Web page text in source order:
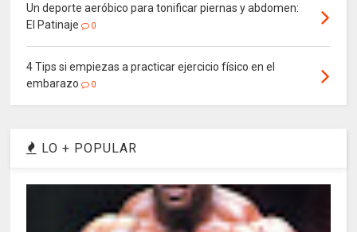
Un deporte aeróbico para tonificar piernas y abdomen:
El Patinaje
0
4 Tips si empiezas a practicar ejercicio físico en el
embarazo
0
LO + POPULAR